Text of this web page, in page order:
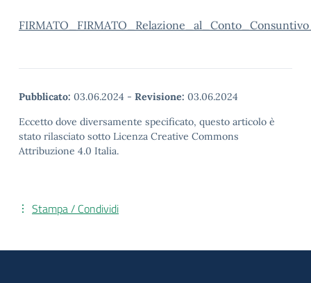
Pubblicato: 03.06.2024 - Revisione: 03.06.2024
Eccetto dove diversamente specificato, questo articolo è
stato rilasciato sotto Licenza Creative Commons
Attribuzione 4.0 Italia.
Stampa / Condividi